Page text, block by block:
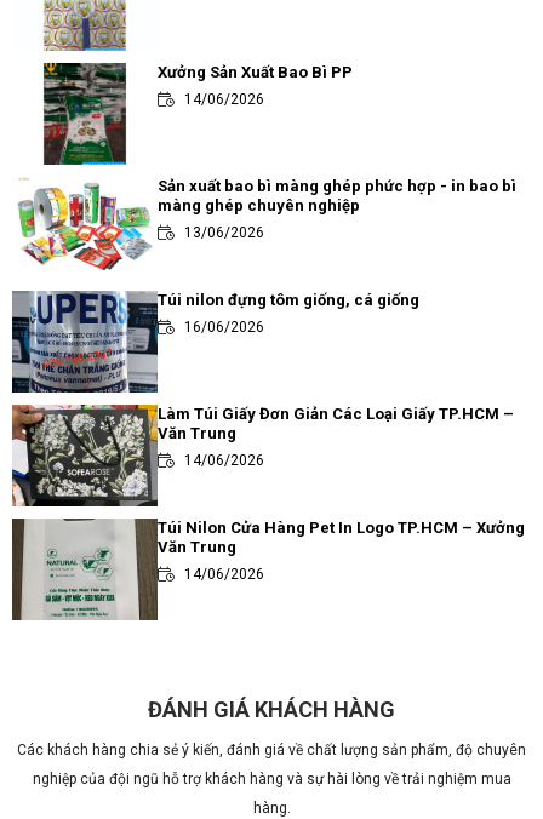
Xưởng Sản Xuất Bao Bì PP
14/06/2026
Sản xuất bao bì màng ghép phức hợp - in bao bì
màng ghép chuyên nghiệp
13/06/2026
Túi nilon đựng tôm giống, cá giống
16/06/2026
Làm Túi Giấy Đơn Giản Các Loại Giấy TP.HCM –
Văn Trung
14/06/2026
Túi Nilon Cửa Hàng Pet In Logo TP.HCM – Xưởng
Văn Trung
14/06/2026
Túi Đôi Đựng Ly Trà Sữa PE HD TP.HCM – Xưởng
Văn Trung
14/06/2026
ĐÁNH GIÁ KHÁCH HÀNG
Các khách hàng chia sẻ ý kiến, đánh giá về chất lượng sản phẩm, độ chuyên
nghiệp của đội ngũ hỗ trợ khách hàng và sự hài lòng về trải nghiệm mua
hàng.